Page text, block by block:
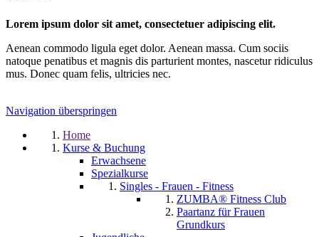
Lorem ipsum dolor sit amet, consectetuer adipiscing elit.
Aenean commodo ligula eget dolor. Aenean massa. Cum sociis
natoque penatibus et magnis dis parturient montes, nascetur ridiculus
mus. Donec quam felis, ultricies nec.
Navigation überspringen
Home
Kurse & Buchung
Erwachsene
Spezialkurse
Singles - Frauen - Fitness
ZUMBA® Fitness Club
Paartanz für Frauen
Grundkurs